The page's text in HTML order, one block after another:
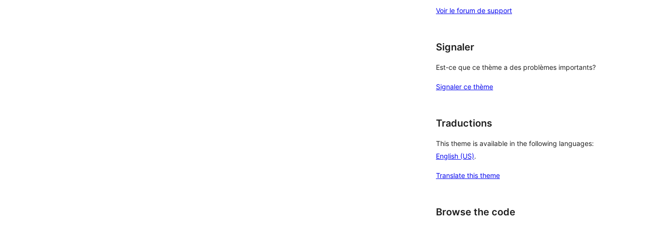
Voir le forum de support
Signaler
Est-ce que ce thème a des problèmes importants?
Signaler ce thème
Traductions
This theme is available in the following languages:
English (US).
Translate this theme
Browse the code